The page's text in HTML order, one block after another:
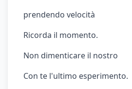
prendendo velocità
Ricorda il momento.
Non dimenticare il nostro
Con te l'ultimo esperimento.